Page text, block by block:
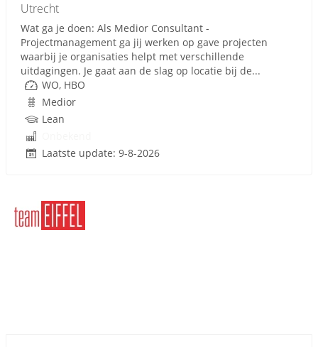
Utrecht
Wat ga je doen: Als Medior Consultant -
Projectmanagement ga jij werken op gave projecten
waarbij je organisaties helpt met verschillende
uitdagingen. Je gaat aan de slag op locatie bij de...
WO, HBO
Medior
Lean
Laatste update: 9-8-2026